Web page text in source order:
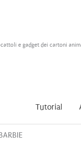
e gadget dei cartoni
Tutorial